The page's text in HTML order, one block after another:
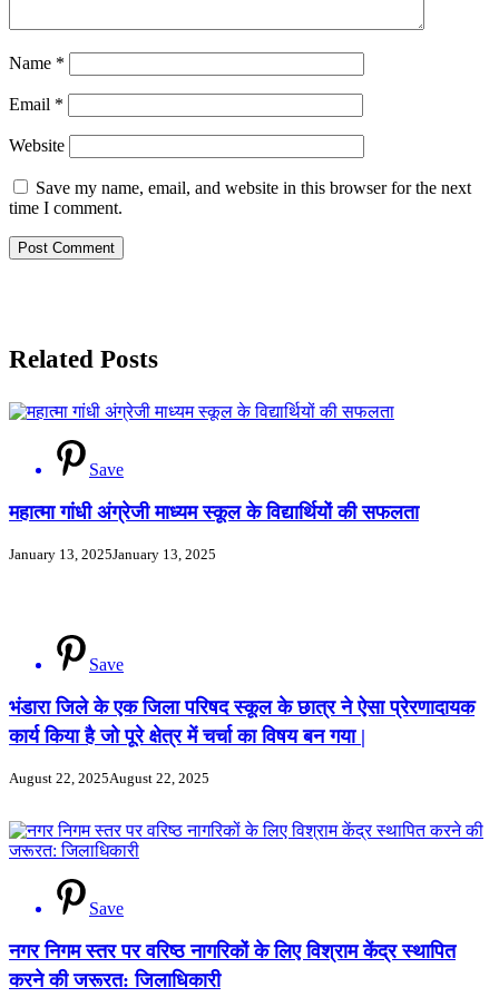
Name *
Email *
Website
Save my name, email, and website in this browser for the next
time I comment.
Related Posts
Save
महात्मा गांधी अंग्रेजी माध्यम स्कूल के विद्यार्थियों की सफलता
January 13, 2025January 13, 2025
Save
भंडारा जिले के एक जिला परिषद स्कूल के छात्र ने ऐसा प्रेरणादायक
कार्य किया है जो पूरे क्षेत्र में चर्चा का विषय बन गया |
August 22, 2025August 22, 2025
Save
नगर निगम स्तर पर वरिष्ठ नागरिकों के लिए विश्राम केंद्र स्थापित
करने की जरूरत: जिलाधिकारी